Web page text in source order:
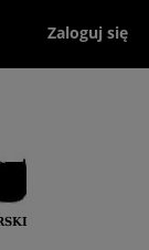
Zaloguj się